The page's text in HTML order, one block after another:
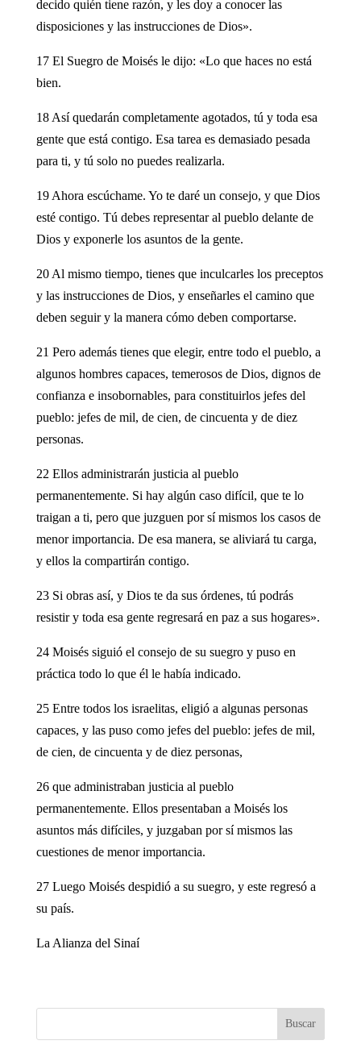
decido quién tiene razón, y les doy a conocer las
disposiciones y las instrucciones de Dios».
17 El Suegro de Moisés le dijo: «Lo que haces no está
bien.
18 Así quedarán completamente agotados, tú y toda esa
gente que está contigo. Esa tarea es demasiado pesada
para ti, y tú solo no puedes realizarla.
19 Ahora escúchame. Yo te daré un consejo, y que Dios
esté contigo. Tú debes representar al pueblo delante de
Dios y exponerle los asuntos de la gente.
20 Al mismo tiempo, tienes que inculcarles los preceptos
y las instrucciones de Dios, y enseñarles el camino que
deben seguir y la manera cómo deben comportarse.
21 Pero además tienes que elegir, entre todo el pueblo, a
algunos hombres capaces, temerosos de Dios, dignos de
confianza e insobornables, para constituirlos jefes del
pueblo: jefes de mil, de cien, de cincuenta y de diez
personas.
22 Ellos administrarán justicia al pueblo
permanentemente. Si hay algún caso difícil, que te lo
traigan a ti, pero que juzguen por sí mismos los casos de
menor importancia. De esa manera, se aliviará tu carga,
y ellos la compartirán contigo.
23 Si obras así, y Dios te da sus órdenes, tú podrás
resistir y toda esa gente regresará en paz a sus hogares».
24 Moisés siguió el consejo de su suegro y puso en
práctica todo lo que él le había indicado.
25 Entre todos los israelitas, eligió a algunas personas
capaces, y las puso como jefes del pueblo: jefes de mil,
de cien, de cincuenta y de diez personas,
26 que administraban justicia al pueblo
permanentemente. Ellos presentaban a Moisés los
asuntos más difíciles, y juzgaban por sí mismos las
cuestiones de menor importancia.
27 Luego Moisés despidió a su suegro, y este regresó a
su país.
La Alianza del Sinaí
Buscar